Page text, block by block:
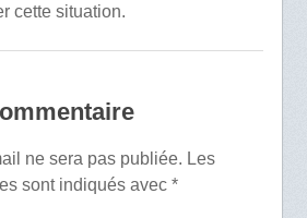
cette situation.
ne sera pas publiée. Les
sont indiqués avec *